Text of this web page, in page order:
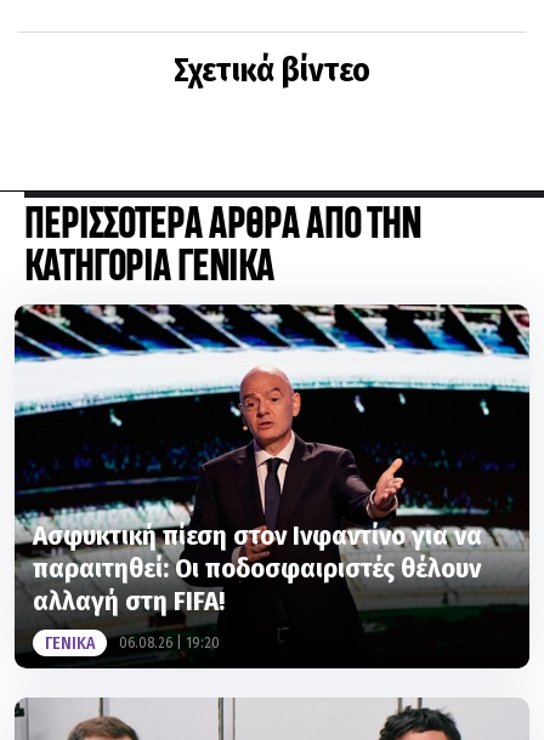
Σχετικά βίντεο
ΠΕΡΙΣΣΟΤΕΡΑ ΑΡΘΡΑ ΑΠΟ ΤΗΝ
ΚΑΤΗΓΟΡΙΑ ΓΕΝΙΚΑ
Ασφυκτική πίεση στον Ινφαντίνο για να
παραιτηθεί: Οι ποδοσφαιριστές θέλουν
αλλαγή στη FIFA!
ΓΕΝΙΚΑ 06.08.26 | 19:20